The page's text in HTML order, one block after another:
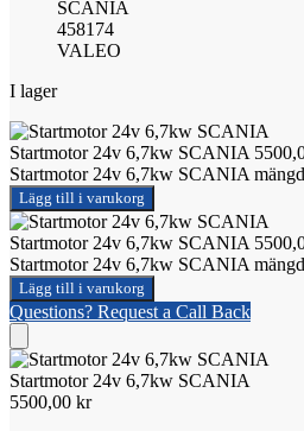
SCANIA
458174
VALEO
I lager
Startmotor 24v 6,7kw SCANIA
Startmotor 24v 6,7kw SCANIA mängd
Lägg till i varukorg
Startmotor 24v 6,7kw SCANIA
Startmotor 24v 6,7kw SCANIA mängd
Lägg till i varukorg
Questions? Request a Call Back
Startmotor 24v 6,7kw SCANIA
5500,00 kr